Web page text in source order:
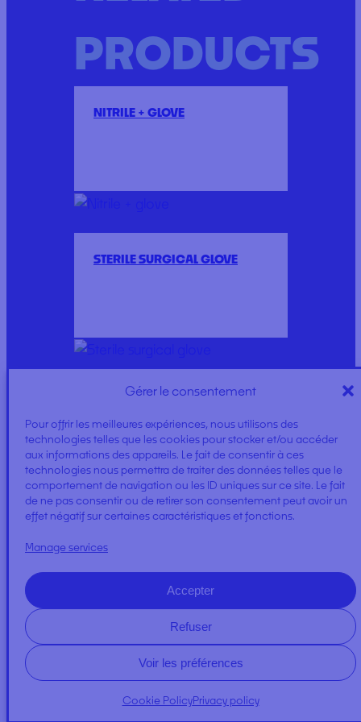
Gérer le consentement
Pour offrir les meilleures expériences, nous utilisons des
technologies telles que les cookies pour stocker et/ou accéder
aux informations des appareils. Le fait de consentir à ces
technologies nous permettra de traiter des données telles que le
comportement de navigation ou les ID uniques sur ce site. Le fait
de ne pas consentir ou de retirer son consentement peut avoir un
effet négatif sur certaines caractéristiques et fonctions.
Manage services
Accepter
Refuser
Voir les préférences
Cookie PolicyPrivacy policy
PRODUCTS
NITRILE + GLOVE
STERILE SURGICAL GLOVE
TIE ON BIB